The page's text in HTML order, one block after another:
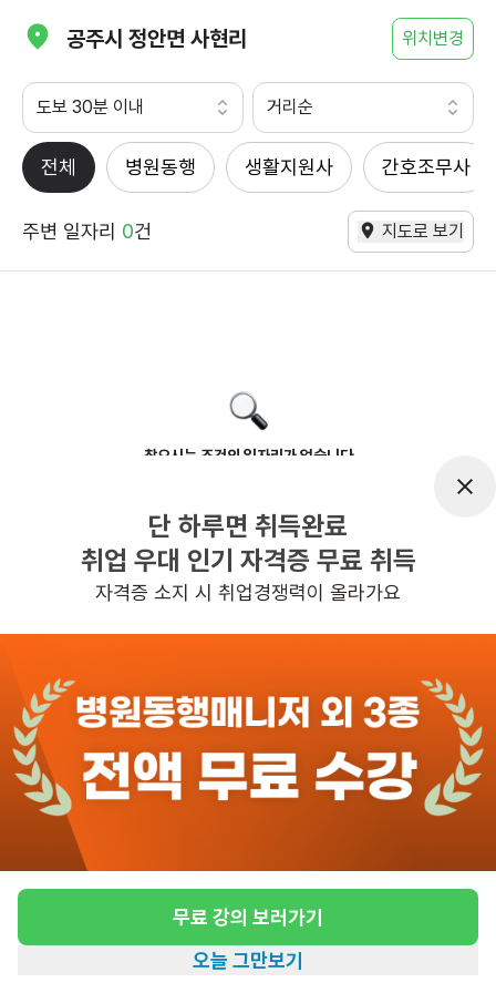
공주시 정안면 사현리 위치변경
도보 30분 이내 거리순
전체 병원동행 생활지원사 간호조무사
주변 일자리 0건 지도로 보기
찾으시는 조건의 일자리가 없습니다
반경 3KM 이내의 일자리 확인하기
단 하루면 취득완료
취업 우대 인기 자격증 무료 취득
자격증 소지 시 취업경쟁력이 올라가요
무료 강의 보러가기
오늘 그만보기